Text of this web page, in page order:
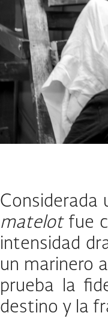
Considerada
matelotfue
intensidad
un marinero
prueba la
destino y la